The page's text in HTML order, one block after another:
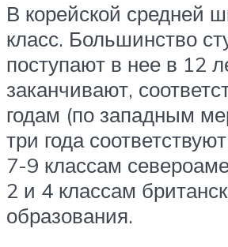
В корейской средней
класс. Большинство
поступают в нее в 12
заканчивают,
годам (по западным
три года
7-9 классам
2 и 4 классам
образования.